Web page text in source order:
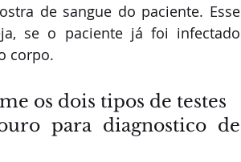
de sangue do paciente. Esse
se o paciente já foi infectado
corpo.
os dois tipos de testes
para diagnostico de